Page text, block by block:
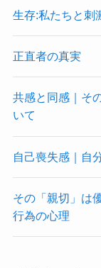
生存:私たちと刺
正直者の真実
共感と同感｜そ
いて
自己喪失感｜自
その「親切」は
行為の心理